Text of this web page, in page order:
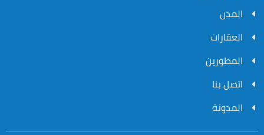
المدن
العقارات
المطورين
اتصل بنا
المدونة